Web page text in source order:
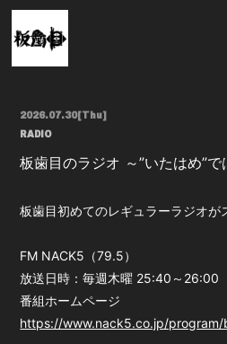
SCHEDULE
VIDEO
MERCH
2026.07.30[Thu]
RADIO
板歯目のラジオ ～”いたはめ”
板歯目初めてのレギュラーラジオが
FM NACK5（79.5）
放送日時：毎週木曜 25:40～26:00
番組ホームページ
https://www.nack5.co.jp/program/